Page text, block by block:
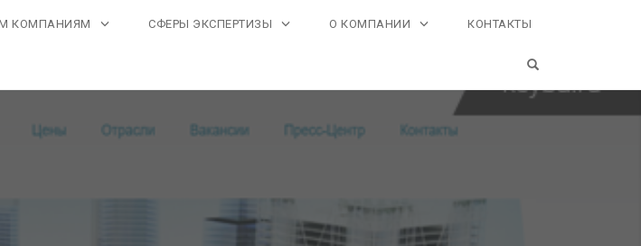
КОМПАНИЯМ СФЕРЫ ЭКСПЕРТИЗЫ О КОМПАНИИ КОНТАКТЫ
OPEN SEARCH